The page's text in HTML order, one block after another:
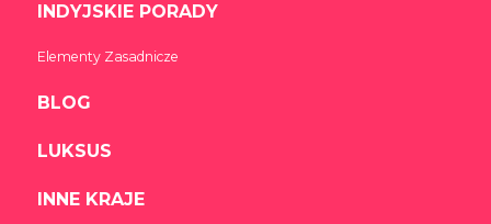
INDYJSKIE PORADY
Elementy Zasadnicze
BLOG
LUKSUS
INNE KRAJE